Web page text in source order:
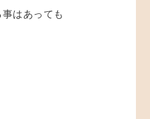
はあっても